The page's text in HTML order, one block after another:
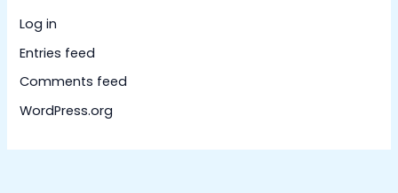
Log in
Entries feed
Comments feed
WordPress.org